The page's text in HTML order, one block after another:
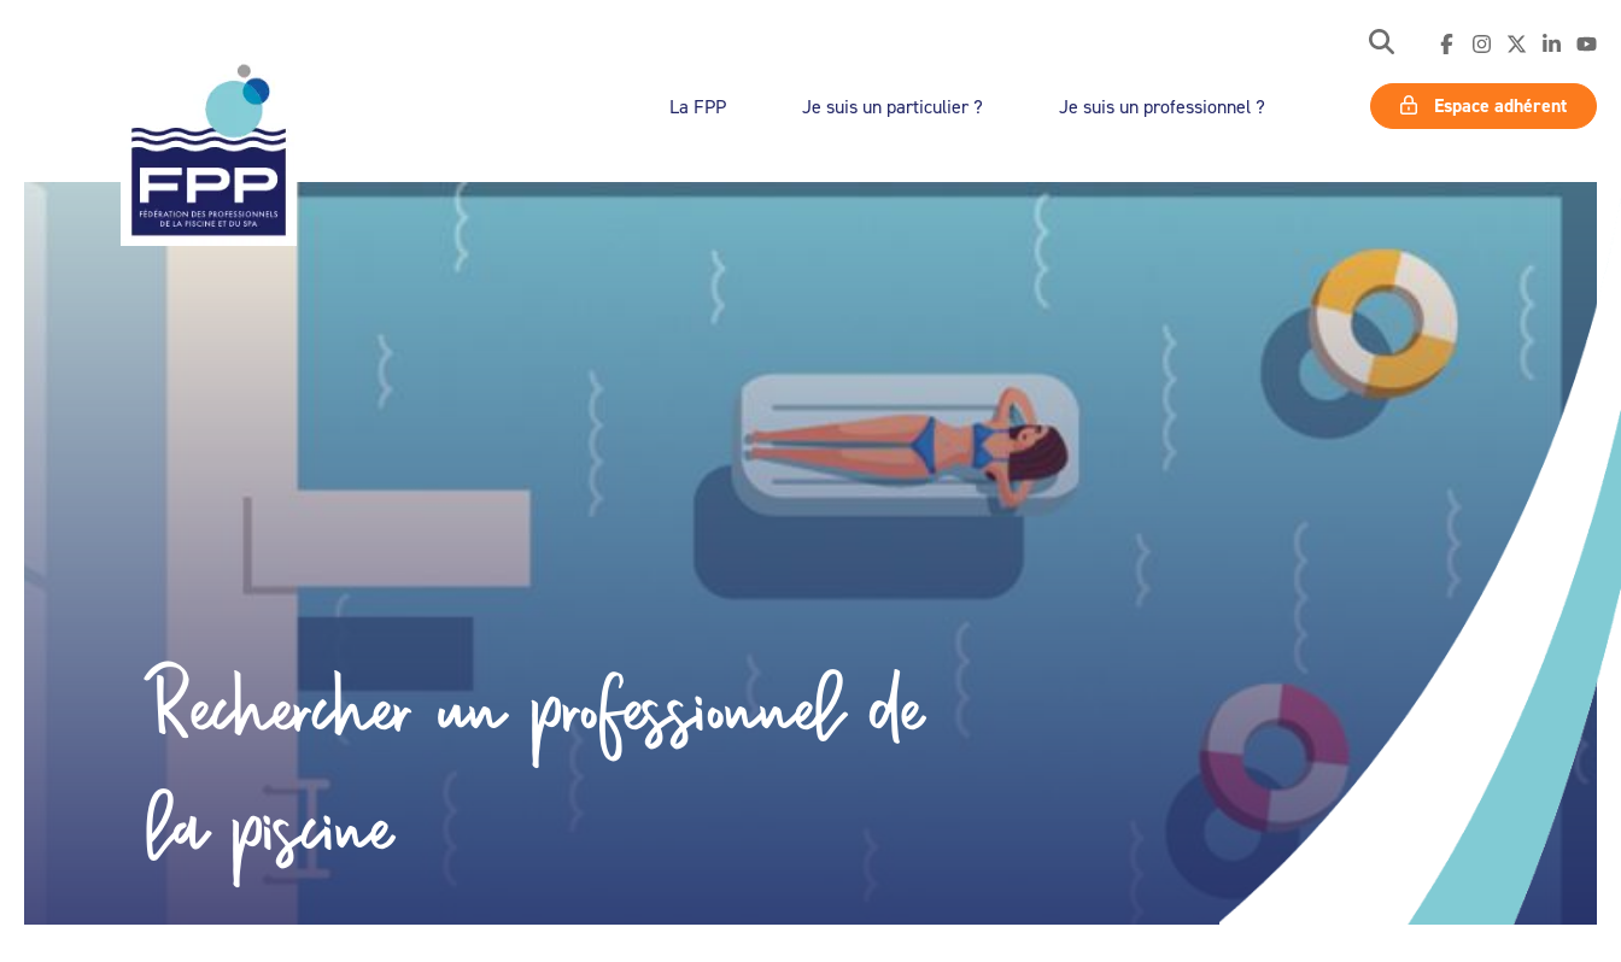
La FPP Je suis un particulier ? Je suis un professionnel ? Espace adhérent
Rechercher un professionnel de
la piscine